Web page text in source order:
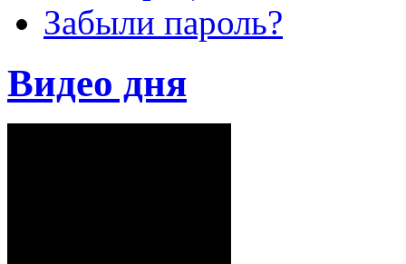
Забыли пароль?
Видео дня